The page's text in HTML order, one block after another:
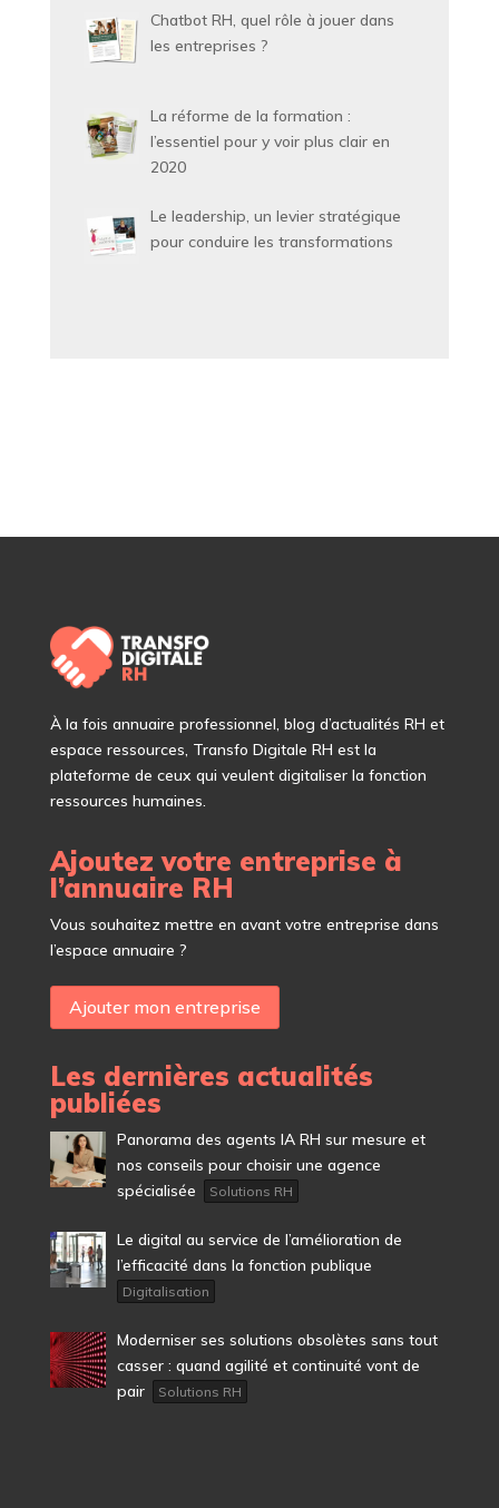
Chatbot RH, quel rôle à jouer dans
les entreprises ?
La réforme de la formation :
l’essentiel pour y voir plus clair en
2020
Le leadership, un levier stratégique
pour conduire les transformations
Àla fois annuaire professionnel, blog d’actualités RH et
espace ressources, Transfo Digitale RH est la
plateforme de ceux qui veulent digitaliser la fonction
ressources humaines.
Ajoutez votre entreprise à
l’annuaire RH
Vous souhaitez mettre en avant votre entreprise dans
l’espace annuaire ?
Ajouter mon entreprise
Les dernières actualités
publiées
Panorama des agents IA RH sur mesure et
nos conseils pour choisir une agence
spécialisée
Solutions RH
Le digital au service de l’amélioration de
l’efficacité dans la fonction publique
Digitalisation
Moderniser ses solutions obsolètes sans tout
casser : quand agilité et continuité vont de
pair
Solutions RH